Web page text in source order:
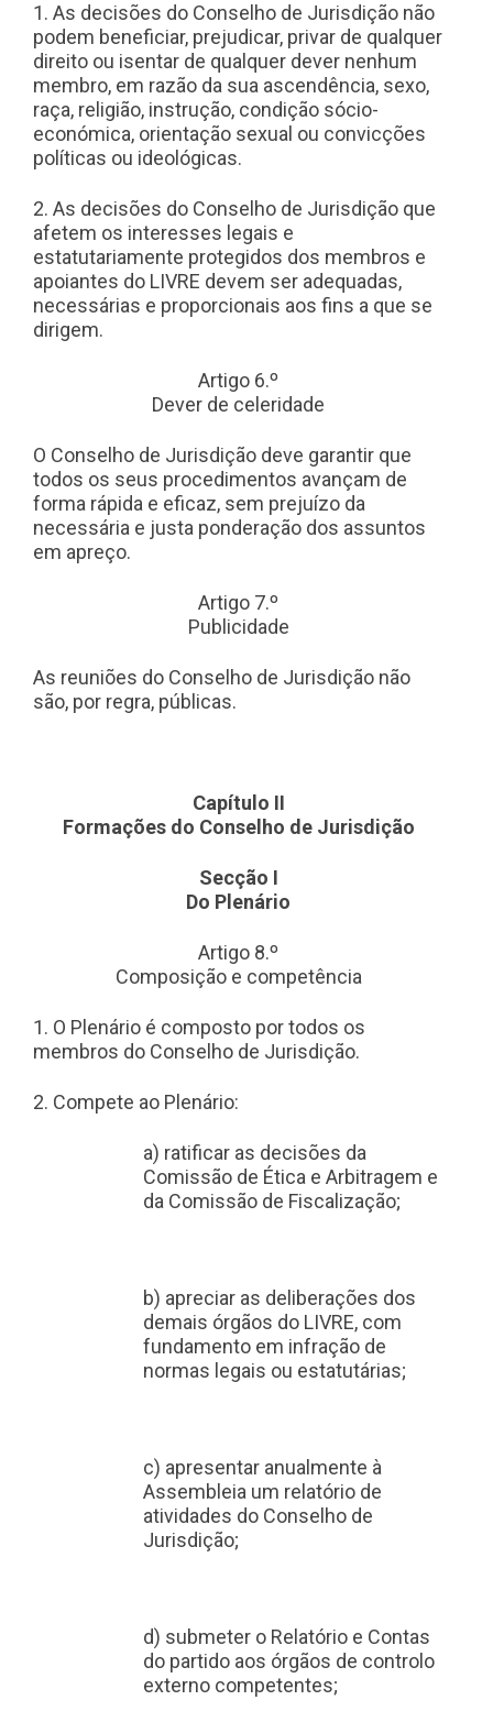
1. As decisões do Conselho de Jurisdição não
podem beneficiar, prejudicar, privar de qualquer
direito ou isentar de qualquer dever nenhum
membro, em razão da sua ascendência, sexo,
raça, religião, instrução, condição sócio-
económica, orientação sexual ou convicções
políticas ou ideológicas.
2. As decisões do Conselho de Jurisdição que
afetem os interesses legais e
estatutariamente protegidos dos membros e
apoiantes do LIVRE devem ser adequadas,
necessárias e proporcionais aos fins a que se
dirigem.
Artigo 6.º
Dever de celeridade
O Conselho de Jurisdição deve garantir que
todos os seus procedimentos avançam de
forma rápida e eficaz, sem prejuízo da
necessária e justa ponderação dos assuntos
em apreço.
Artigo 7.º
Publicidade
As reuniões do Conselho de Jurisdição não
são, por regra, públicas.
Capítulo II
Formações do Conselho de Jurisdição
Secção I
Do Plenário
Artigo 8.º
Composição e competência
1. O Plenário é composto por todos os
membros do Conselho de Jurisdição.
2. Compete ao Plenário:
a) ratificar as decisões da
Comissão de Ética e Arbitragem e
da Comissão de Fiscalização;
b) apreciar as deliberações dos
demais órgãos do LIVRE, com
fundamento em infração de
normas legais ou estatutárias;
c) apresentar anualmente à
Assembleia um relatório de
atividades do Conselho de
Jurisdição;
d) submeter o Relatório e Contas
do partido aos órgãos de controlo
externo competentes;